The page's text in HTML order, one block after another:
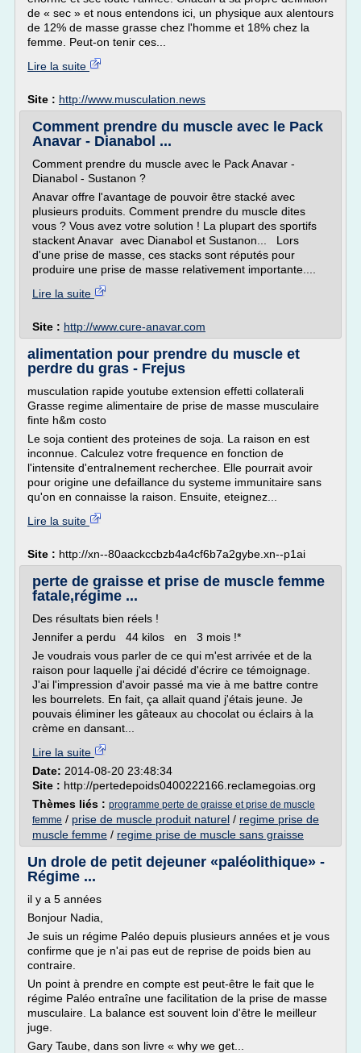
de « sec » et nous entendons ici, un physique aux alentours
de 12% de masse grasse chez l'homme et 18% chez la
femme. Peut-on tenir ces...
Lire la suite
Site : http://www.musculation.news
Comment prendre du muscle avec le Pack
Anavar - Dianabol ...
Comment prendre du muscle avec le Pack Anavar -
Dianabol - Sustanon ?
Anavar offre l'avantage de pouvoir être stacké avec
plusieurs produits. Comment prendre du muscle dites
vous ? Vous avez votre solution ! La plupart des sportifs
stackent Anavar avec Dianabol et Sustanon... Lors
d'une prise de masse, ces stacks sont réputés pour
produire une prise de masse relativement importante....
Lire la suite
Site : http://www.cure-anavar.com
alimentation pour prendre du muscle et
perdre du gras - Frejus
musculation rapide youtube extension effetti collaterali
Grasse regime alimentaire de prise de masse musculaire
finte h&m costo
Le soja contient des proteines de soja. La raison en est
inconnue. Calculez votre frequence en fonction de
l'intensite d'entraInement recherchee. Elle pourrait avoir
pour origine une defaillance du systeme immunitaire sans
qu'on en connaisse la raison. Ensuite, eteignez...
Lire la suite
Site : http://xn--80aackccbzb4a4cf6b7a2gybe.xn--p1ai
perte de graisse et prise de muscle femme
fatale,régime ...
Des résultats bien réels !
Jennifer a perdu 44 kilos en 3 mois !*
Je voudrais vous parler de ce qui m'est arrivée et de la
raison pour laquelle j'ai décidé d'écrire ce témoignage.
J'ai l'impression d'avoir passé ma vie à me battre contre
les bourrelets. En fait, ça allait quand j'étais jeune. Je
pouvais éliminer les gâteaux au chocolat ou éclairs à la
crème en dansant...
Lire la suite
Date: 2014-08-20 23:48:34
Site : http://pertedepoids0400222166.reclamegoias.org
Thèmes liés : programme perte de graisse et prise de muscle
femme / prise de muscle produit naturel / regime prise de
muscle femme / regime prise de muscle sans graisse
Un drole de petit dejeuner «paléolithique» -
Régime ...
il y a 5 années
Bonjour Nadia,
Je suis un régime Paléo depuis plusieurs années et je vous
confirme que je n'ai pas eut de reprise de poids bien au
contraire.
Un point à prendre en compte est peut-être le fait que le
régime Paléo entraîne une facilitation de la prise de masse
musculaire. La balance est souvent loin d'être le meilleur
juge.
Gary Taube, dans son livre « why we get...